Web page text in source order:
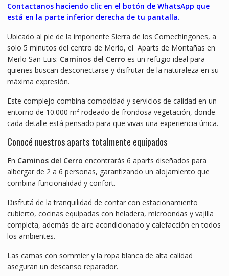
Contactanos haciendo clic en el botón de WhatsApp que
está en la parte inferior derecha de tu pantalla.
Ubicado al pie de la imponente Sierra de los Comechingones, a
solo 5 minutos del centro de Merlo, el Aparts de Montañas en
Merlo San Luis: Caminos del Cerro es un refugio ideal para
quienes buscan desconectarse y disfrutar de la naturaleza en su
máxima expresión.
Este complejo combina comodidad y servicios de calidad en un
entorno de 10.000 m² rodeado de frondosa vegetación, donde
cada detalle está pensado para que vivas una experiencia única.
Conocé nuestros aparts totalmente equipados
En Caminos del Cerro encontrarás 6 aparts diseñados para
albergar de 2 a 6 personas, garantizando un alojamiento que
combina funcionalidad y confort.
Disfrutá de la tranquilidad de contar con estacionamiento
cubierto, cocinas equipadas con heladera, microondas y vajilla
completa, además de aire acondicionado y calefacción en todos
los ambientes.
Las camas con sommier y la ropa blanca de alta calidad
aseguran un descanso reparador.